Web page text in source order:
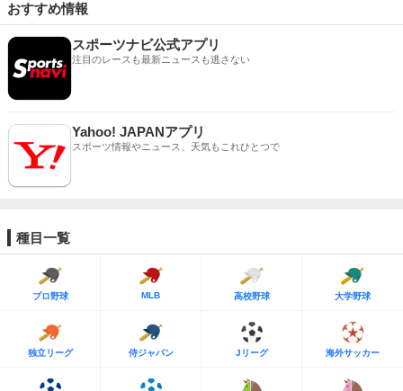
おすすめ情報
スポーツナビ公式アプリ
注目のレースも最新ニュースも逃さない
Yahoo! JAPANアプリ
スポーツ情報やニュース、天気もこれひとつで
種目一覧
プロ野球 MLB 高校野球 大学野球
独立リーグ 侍ジャパン Jリーグ 海外サッカー